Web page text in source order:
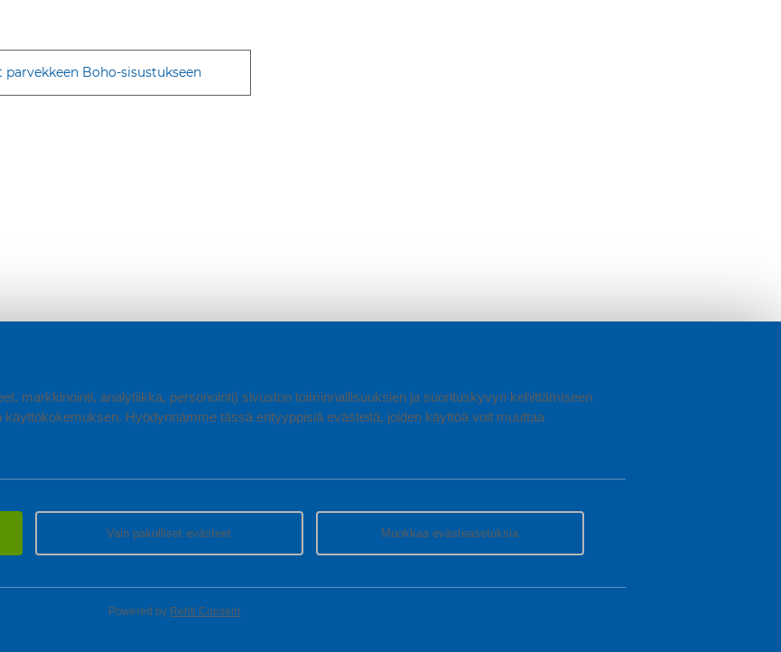
markkinointi, analytiikka, personointi) sivuston toiminnallisuuksien ja suorituskyvyn kehittämiseen
Hyödynnämme tässä erityyppisiä evästeitä, joiden käyttöä voit muuttaa
Vain pakolliset evästeet Muokkaa evästeasetuksia
Powered by Rehti Consent
parvekkeen Boho-sisustukseen